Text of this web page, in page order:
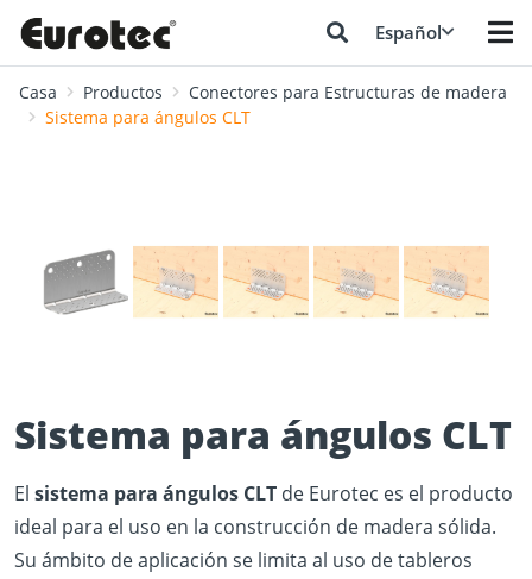
Español
Casa Productos
Conectores para Estructuras de madera
Sistema para ángulos CLT
Sistema para ángulos CLT
El sistema para ángulos CLT de Eurotec es el producto
ideal para el uso en la construcción de madera sólida.
Su ámbito de aplicación se limita al uso de tableros